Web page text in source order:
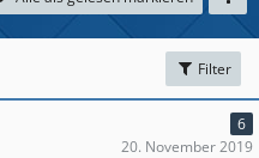
Filter
6
20. November 2019